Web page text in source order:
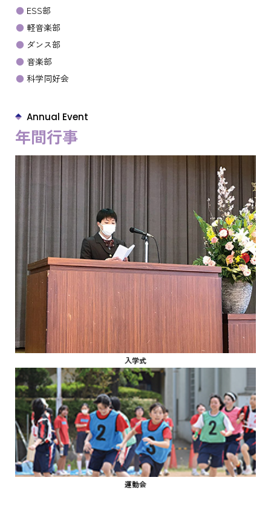
ESS部
軽音楽部
ダンス部
音楽部
科学同好会
Annual Event
年間行事
入学式
運動会